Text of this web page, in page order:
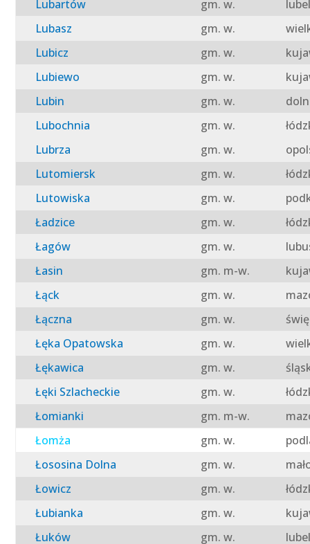
Lubartów gm. w.
Lubasz
gm. w.
Lubicz
gm. w.
Lubiewo
gm. w.
Lubin
gm. w.
Lubochnia
gm. w.
Lubrza
gm. w.
Lutomiersk
gm. w.
Lutowiska
gm. w.
Ładzice
gm. w.
Łagów
gm. w.
Łasin
gm. m-w.
Łąck
gm. w.
Łączna
gm. w.
Łęka Opatowska
gm. w.
Łękawica
gm. w.
Łęki Szlacheckie
gm. w.
Łomianki
gm. m-w.
Łomża
gm. w.
Łososina Dolna
gm. w.
Łowicz
gm. w.
Łubianka
gm. w.
Łuków
gm. w.